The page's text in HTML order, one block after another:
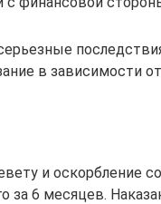
в зависимости
и оскорбление
за 6 месяцев.